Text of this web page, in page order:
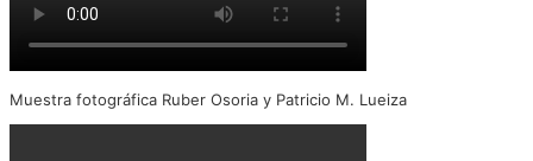
Muestra fotográfica Ruber Osoria y Patricio M. Lueiza